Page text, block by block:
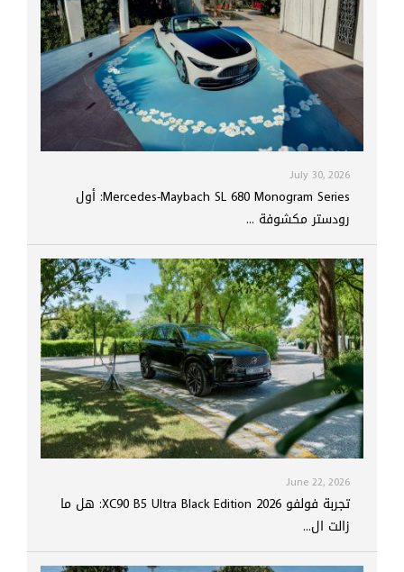
July 30, 2026
Mercedes-Maybach SL 680 Monogram Series: أول
رودستر مكشوفة ...
June 22, 2026
تجربة فولفو XC90 B5 Ultra Black Edition 2026: هل ما
زالت ال...